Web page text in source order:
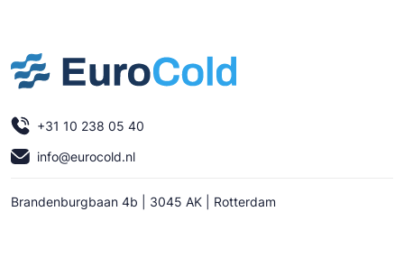
+31 10 238 05 40
info@eurocold.nl
Brandenburgbaan 4b | 3045 AK | Rotterdam